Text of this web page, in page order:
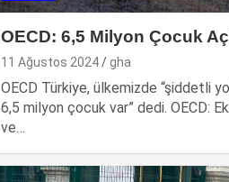
OECD: 6,5 Milyon Çocuk
11 Ağustos 2024 gha
OECD Türkiye, ülkemizde “şiddetli
6,5 milyon çocuk var” dedi. OECD:
ve…